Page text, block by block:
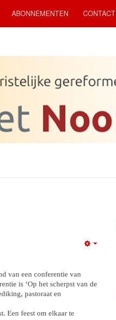
ABONNEMENTEN CONTACT
van een conferentie van
is ‘Op het scherpst van de
pastoraat en
Een feest om elkaar te